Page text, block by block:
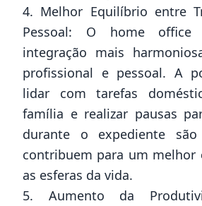
4. Melhor Equilíbrio entre
Pessoal: O home office
integração mais
profissional e pessoal. A
lidar com tarefas
família e realizar pausas
durante o expediente
contribuem para um melhor
as esferas da vida.
5. Aumento da